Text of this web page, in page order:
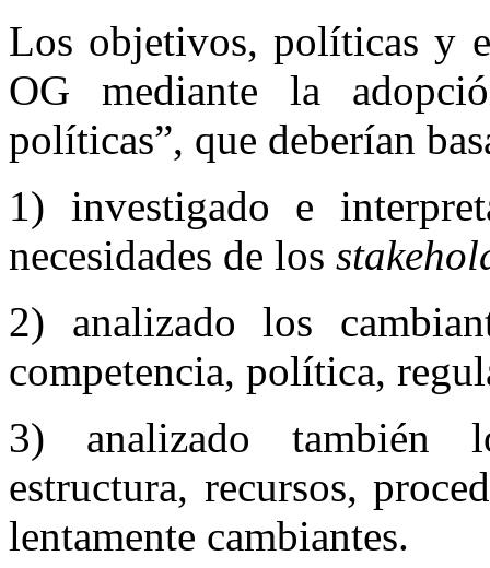
Los objetivos, políticas y
OG mediante la
políticas”, que deberían
1) investigado e
necesidades de los
2) analizado los
competencia, política,
3) analizado también
estructura, recursos,
lentamente cambiantes.